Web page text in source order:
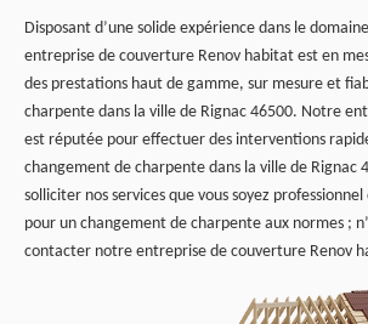
Disposant d’une solide expérience dans le
entreprise de couverture Renov habitat est en
des prestations haut de gamme, sur mesure et
charpente dans la ville de Rignac 46500. Notre
est réputée pour effectuer des interventions
changement de charpente dans la ville de Rignac
solliciter nos services que vous soyez
pour un changement de charpente aux normes ;
contacter notre entreprise de couverture Renov